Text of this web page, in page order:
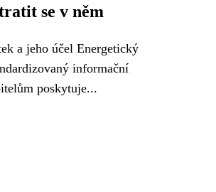
se v něm
a jeho účel Energetický
informační
poskytuje...